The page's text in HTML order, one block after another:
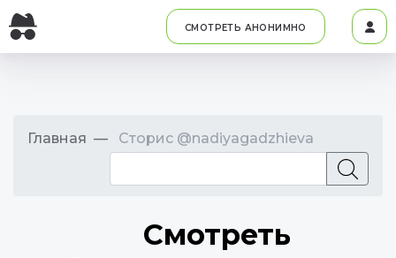
СМОТРЕТЬ АНОНИМНО
Главная Сторис @nadiyagadzhieva
Смотреть